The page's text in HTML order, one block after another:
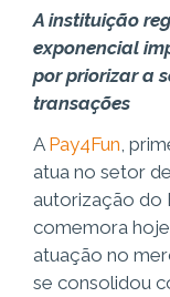
A instituição
exponencial
por priorizar a
transações
A Pay4Fun ,
atua no setor
autorização do
comemora
atuação no
se consolidou